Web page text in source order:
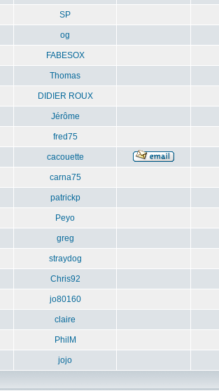
SP
og
FABESOX
Thomas
DIDIER ROUX
Jérôme
fred75
cacouette
carna75
patrickp
Peyo
greg
straydog
Chris92
jo80160
claire
PhilM
jojo